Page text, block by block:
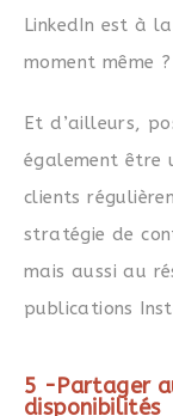
LinkedIn est à
moment même ?
Et d’ailleurs,
également être
clients
stratégie de
mais aussi au
publications
5 -Partager
disponibilités